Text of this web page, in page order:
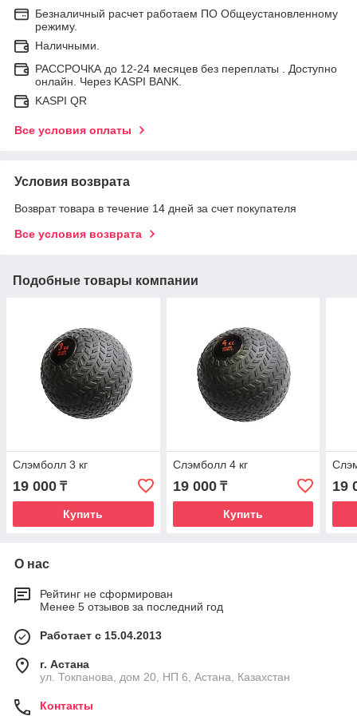
Безналичный расчет работаем ПО Общеустановленному
режиму.
Наличными.
РАССРОЧКА до 12-24 месяцев без переплаты . Доступно
онлайн. Через KASPI BANK.
KASPI QR
Все условия оплаты
Условия возврата
Возврат товара в течение 14 дней за счет покупателя
Все условия возврата
Подобные товары компании
Слэмболл 3 кг
19 000 ₸
Купить
Слэмболл 4 кг
19 000₸
Купить
19
О нас
Рейтинг не сформирован
Менее 5 отзывов за последний год
Работает с 15.04.2013
г. Астана
ул. Токпанова, дом 20, НП 6, Астана, Казахстан
Контакты